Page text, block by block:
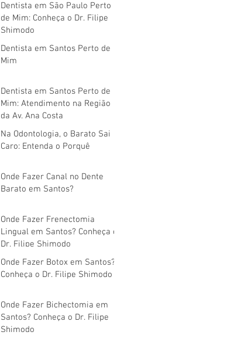
Dentista em São Paulo Perto
de Mim: Conheça o Dr. Filipe
Shimodo
Dentista em Santos Perto de
Mim
Dentista em Santos Perto de
Mim: Atendimento na Região
da Av. Ana Costa
Na Odontologia, o Barato Sai
Caro: Entenda o Porquê
Onde Fazer Canal no Dente
Barato em Santos?
Onde Fazer Frenectomia
Lingual em Santos? Conheça o
Dr. Filipe Shimodo
Onde Fazer Botox em Santos?
Conheça o Dr. Filipe Shimodo
Onde Fazer Bichectomia em
Santos? Conheça o Dr. Filipe
Shimodo